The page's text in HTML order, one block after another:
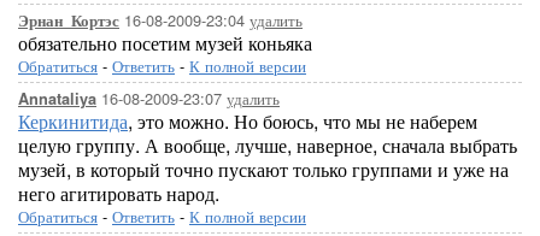
Эрнан_Кортэс 16-08-2009-23:04 удалить
обязательно посетим музей коньяка
Обратиться - Ответить - К полной версии
Annataliya 16-08-2009-23:07 удалить
Керкинитида, это можно. Но боюсь, что мы не наберем
целую группу. А вообще, лучше, наверное, сначала выбрать
музей, в который точно пускают только группами и уже на
него агитировать народ.
Обратиться - Ответить - К полной версии